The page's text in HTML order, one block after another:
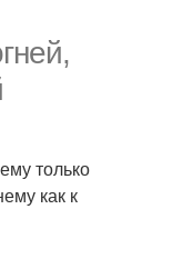
только
как к